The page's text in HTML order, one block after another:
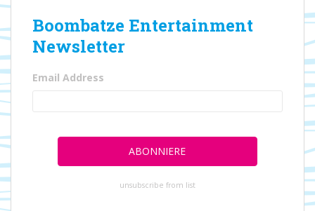
Boombatze Entertainment
Newsletter
Email Address
unsubscribe from list